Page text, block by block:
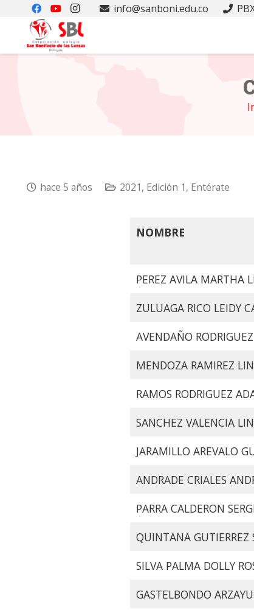
info@sanboni.edu.co
hace 5 años 2021, Edición 1, Entérate
NOMBRE
PEREZ AVILA MARTHA
ZULUAGA RICO LEIDY
AVENDAÑO
MENDOZA RAMIREZ
RAMOS RODRIGUEZ
SANCHEZ VALENCIA
JARAMILLO AREVALO
ANDRADE CRIALES
PARRA CALDERON
QUINTANA GUTIERREZ
SILVA PALMA DOLLY
GASTELBONDO